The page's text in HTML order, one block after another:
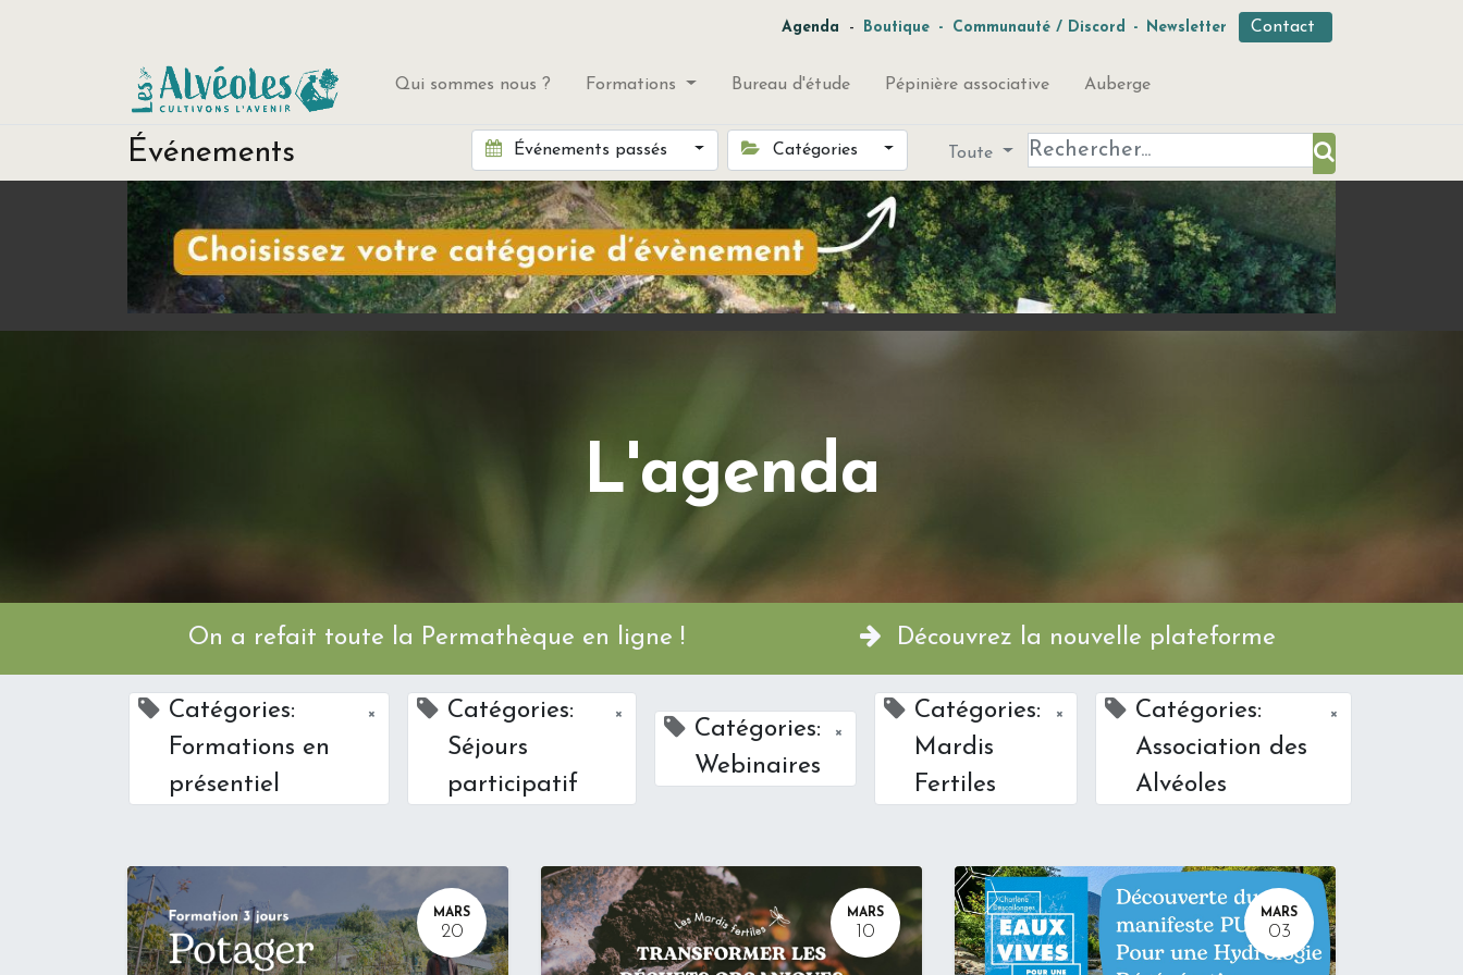
Agenda - Boutique - Communauté / Discord - Newsletter Contact
Qui sommes nous ? Formations Bureau d'étude Pépinière associative Auberge
Événements Événements passés Catégories Toute
L'agenda
On a refait toute la Permathèque en ligne ! Découvrez la nouvelle plateforme
Catégories:
Formations en
présentiel
×
Catégories:
Séjours
participatif
×
Catégories:
Webinaires
×
Catégories:
Mardis
Fertiles
×
Catégories:
Association des
Alvéoles
×
MARS
20
MARS
10
MARS
03